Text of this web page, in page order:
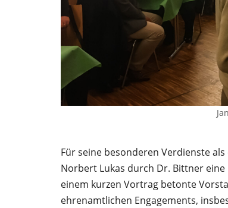
Für seine besonderen Verdienste
Norbert Lukas durch Dr. Bittner eine
einem kurzen Vortrag betonte
ehrenamtlichen Engagements,